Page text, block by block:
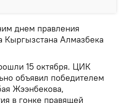
днем правления
Кыргызстана Алмазбека
15 октября. ЦИК
объявил победителем
Жээнбекова,
в гонке правящей